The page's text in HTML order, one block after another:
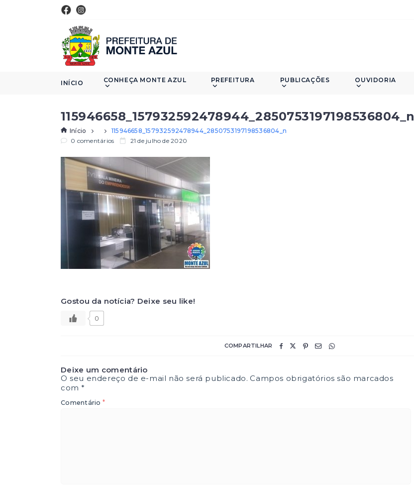
INÍCIO CONHEÇA MONTE AZUL PREFEITURA PUBLICAÇÕES OUVIDORIA
115946658_157932592478944_2850753197198536804_n
Início
115946658_157932592478944_2850753197198536804_n
0 comentários
21 de julho de 2020
Gostou da notícia? Deixe seu like!
0
COMPARTILHAR
Deixe um comentário
O seu endereço de e-mail não será publicado. Campos obrigatórios são marcados
com*
Comentário *